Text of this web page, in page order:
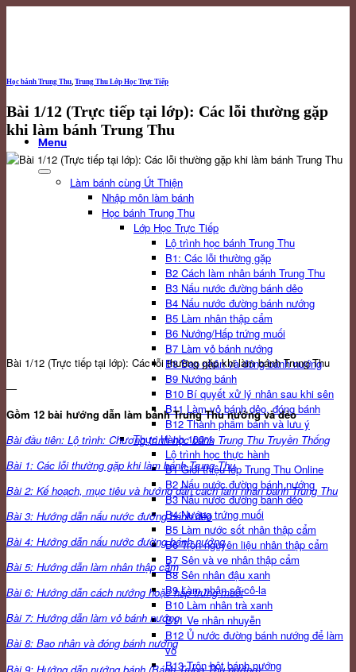
Menu
Làm bánh cùng Út Thiện
Nhập môn làm bánh
Học bánh Trung Thu
Lớp Học Trực Tiếp
Lộ trình học bánh Trung Thu
B1: Các lỗi thường gặp
B2 Cách làm nhân bánh Trung Thu
B3 Nấu nước đường bánh dẻo
B4 Nấu nước đường bánh nướng
B5 Làm nhân thập cẩm
B6 Nướng/Hấp trứng muối
B7 Làm vỏ bánh nướng
B8 Bao nhân và đóng bánh nướng
B9 Nướng bánh
B10 Bí quyết xử lý nhân sau khi sên
B11 Làm vỏ bánh dẻo, đóng bánh
B12 Thành phẩm bánh và lưu ý
Thực Hành 100%
Lộ trình học thực hành
B1 Giới thiệu lớp Trung Thu Online
B2 Nấu nước đường bánh nướng
B3 Nấu nước đường bánh dẻo
B4 Nướng trứng muối
B5 Làm nước sốt nhân thập cẩm
B6 Trộn nguyên liệu nhân thập cẩm
B7 Sên và ve nhân thập cẩm
B8 Sên nhân đậu xanh
B9 Làm nhân sô-cô-la
B10 Làm nhân trà xanh
B11 Ve nhân nhuyễn
B12 Ủ nước đường bánh nướng để làm
vỏ
B13 Trộn bột bánh nướng
Học bánh Trung Thu, Trung Thu Lớp Học Trực Tiếp
Bài 1/12 (Trực tiếp tại lớp): Các lỗi thường gặp
khi làm bánh Trung Thu
Bài 1/12 (Trực tiếp tại lớp): Các lỗi thường gặp khi làm bánh Trung Thu
—
Gồm 12 bài hướng dẫn làm bánh Trung Thu nướng và dẻo
Bài đầu tiên: Lộ trình: Chương trình học bánh Trung Thu Truyền Thống
Bài 1: Các lỗi thường gặp khi làm bánh Trung Thu
Bài 2: Kế hoạch, mục tiêu và hướng dẫn cách làm nhân bánh Trung Thu
Bài 3: Hướng dẫn nấu nước đường bánh dẻo
Bài 4: Hướng dẫn nấu nước đường bánh nướng
Bài 5: Hướng dẫn làm nhân thập cẩm
Bài 6: Hướng dẫn cách nướng hoặc hấp trứng muối
Bài 7: Hướng dẫn làm vỏ bánh nướng
Bài 8: Bao nhân và đóng bánh nướng
Bài 9: Hướng dẫn nướng bánh (Bánh Trung Thu nướng)